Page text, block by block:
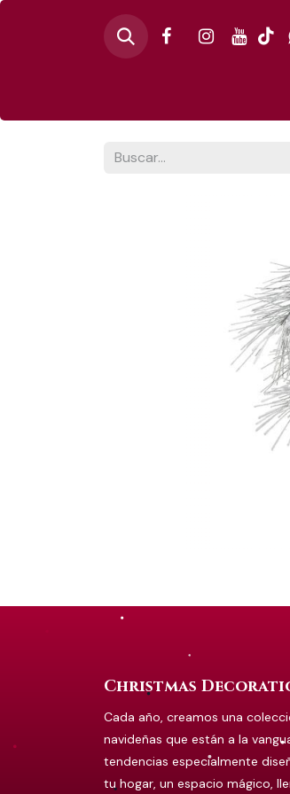
Christmas
Cada año, creamos una
navideñas que están a la
tendencias especialmente
tu hogar, un espacio mágico,